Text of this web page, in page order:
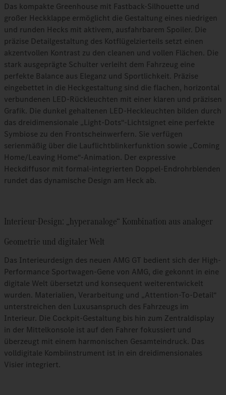
Das kompakte Greenhouse mit Fastback-Silhouette und
großer Heckklappe ermöglicht die Gestaltung eines niedrigen
und runden Hecks mit aktivem, ausfahrbarem Spoiler. Die
präzise Detailgestaltung des Kotflügelzierteils setzt einen
akzentvollen Kontrast zu den cleanen und vollen Flächen. Die
stark ausgeprägte Schulter verleiht dem Fahrzeug eine
perfekte Balance aus Eleganz und Sportlichkeit. Präzise
eingebettet in die Heckgestaltung sind die flachen, horizontal
verbundenen LED-Rückleuchten mit einer klaren und präzisen
Grafik. Die dunkel gehaltenen LED-Heckleuchten bilden durch
das dreidimensionale „Light‑Dots“‑Lichtsignet eine perfekte
Symbiose zu den Frontscheinwerfern. Sie verfügen
serienmäßig über die Lauflichtblinkerfunktion sowie „Coming
Home/Leaving Home“-Animation. Der expressive
Heckdiffusor mit formal-integrierten Doppel-Endrohrblenden
rundet das dynamische Design am Heck ab.
Interieur-Design: „hyperanaloge“ Kombination aus analoger
Geometrie und digitaler Welt
Das Interieurdesign des neuen AMG GT bedient sich der High-
Performance Sportwagen-Gene von AMG, die gekonnt in eine
digitale Welt übersetzt und konsequent weiterentwickelt
wurden. Materialien, Verarbeitung und „Attention-To-Detail“
unterstreichen den Luxusanspruch des Fahrzeugs im
Interieur. Die Cockpit-Gestaltung bis hin zum Zentraldisplay
in der Mittelkonsole ist auf den Fahrer fokussiert und
überzeugt mit einem harmonischen Gesamteindruck. Das
volldigitale Kombiinstrument ist in ein dreidimensionales
Visier integriert.